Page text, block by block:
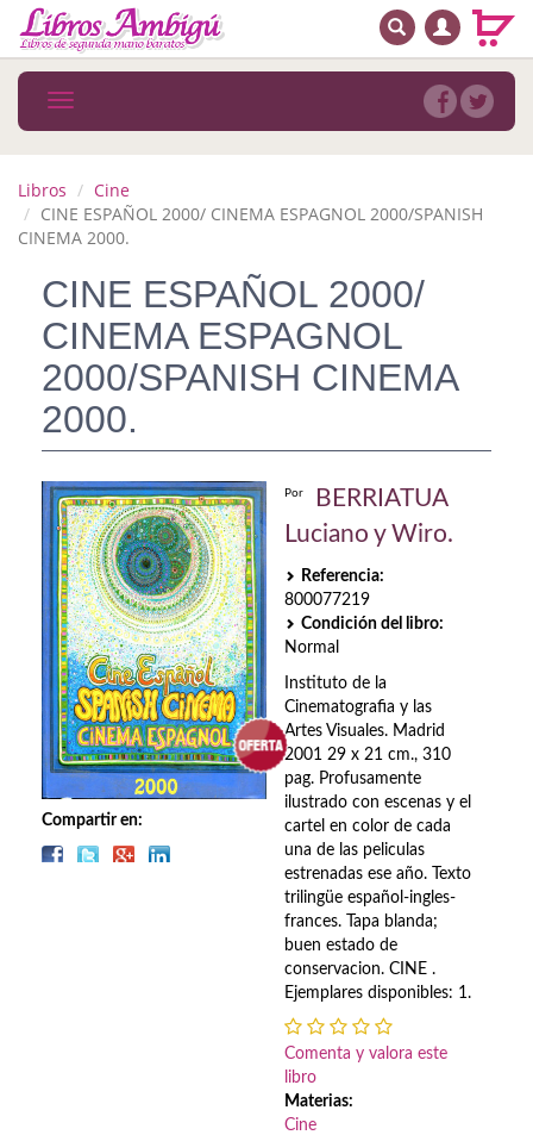
MENÚ PRINCIPAL
Novedades
MATERIAS
Arte
Astrología. Ocultismo
Autoayuda. Conocimiento personal
Autoayuda. Crecimiento personal
Biografía
Biografías
Ciencia ficción
Cine
Cocina
Cómic
Cuentos y relatos
BUSCAR
Toggle
navigation
Libros
Cine
CINE ESPAÑOL 2000/ CINEMA ESPAGNOL 2000/SPANISH
CINEMA 2000.
CINE ESPAÑOL 2000/
CINEMA ESPAGNOL
2000/SPANISH CINEMA
2000.
Compartir en:
Por
BERRIATUA
Luciano y Wiro.
Referencia:
800077219
Condición del libro:
Normal
Instituto de la
Cinematografia y las
Artes Visuales. Madrid
2001 29 x 21 cm., 310
pag. Profusamente
ilustrado con escenas y el
cartel en color de cada
una de las peliculas
estrenadas ese año. Texto
trilingüe español-ingles-
frances. Tapa blanda;
buen estado de
conservacion. CINE .
Ejemplares disponibles: 1.
Comenta y valora este
libro
Materias:
Cine